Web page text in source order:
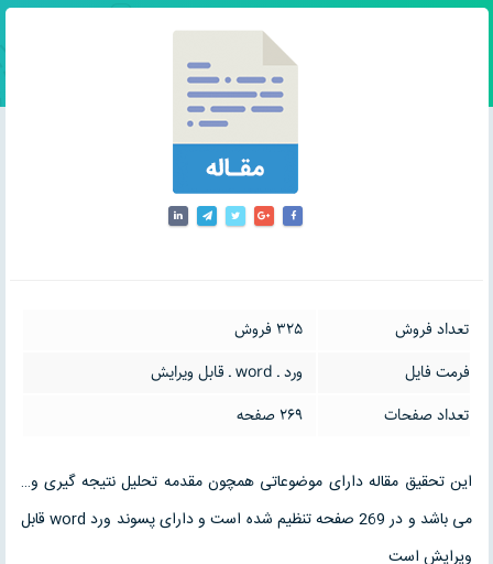
تعداد فروش
325 فروش
فرمت فایل
ورد ـ word ـ قابل ویرایش
تعداد صفحات
269 صفحه
این تحقیق مقاله دارای موضوعاتی همچون مقدمه تحلیل نتیجه گیری و…
می باشد و در 269 صفحه تنظیم شده است و دارای پسوند ورد word قابل
ویرایش است